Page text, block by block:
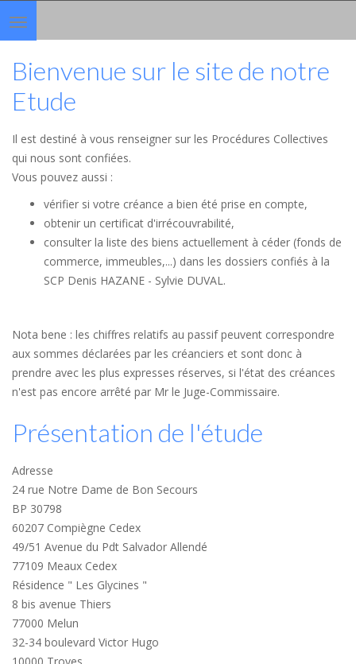
Toggle
navigation
Bienvenue sur le site de notre
Etude
Il est destiné à vous renseigner sur les Procédures Collectives
qui nous sont confiées.
Vous pouvez aussi :
vérifier si votre créance a bien été prise en compte,
obtenir un certificat d'irrécouvrabilité,
consulter la liste des biens actuellement à céder (fonds de
commerce, immeubles,...) dans les dossiers confiés à la
SCP Denis HAZANE - Sylvie DUVAL.
Nota bene : les chiffres relatifs au passif peuvent correspondre
aux sommes déclarées par les créanciers et sont donc à
prendre avec les plus expresses réserves, si l'état des créances
n'est pas encore arrêté par Mr le Juge-Commissaire.
Présentation de l'étude
Adresse
24 rue Notre Dame de Bon Secours
BP 30798
60207 Compiègne Cedex
49/51 Avenue du Pdt Salvador Allendé
77109 Meaux Cedex
Résidence " Les Glycines "
8 bis avenue Thiers
77000 Melun
32-34 boulevard Victor Hugo